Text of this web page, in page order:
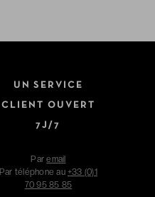
UN SERVICE
CLIENT OUVERT
7J/7
Paremail
Par téléphone au +33 (0)1
70 95 85 85